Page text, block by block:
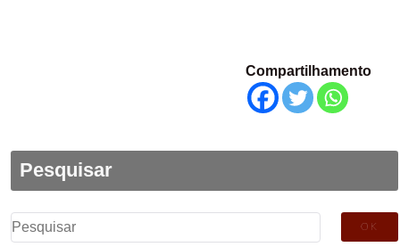
Compartilhamento
Pesquisar
Pesquisar
por: